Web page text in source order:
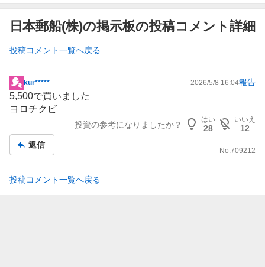
日本郵船(株)の掲示板の投稿コメント詳細
投稿コメント一覧へ戻る
掲
示
板
kur***** 2026/5/8 16:04報告
5,500で買いました
ヨロチクビ
投資の参考になりましたか？
はい
28
いいえ
12
返信
No.709212
投稿コメント一覧へ戻る